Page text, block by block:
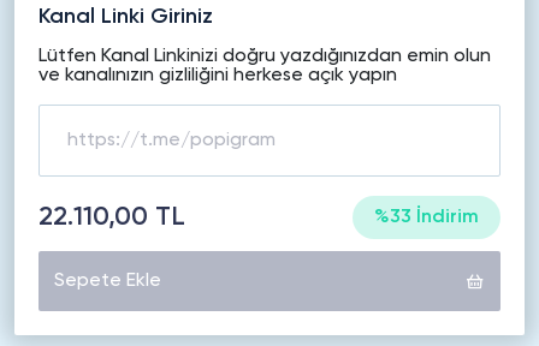
Kanal Linki Giriniz
Lütfen Kanal Linkinizi doğru yazdığınızdan emin olun
ve kanalınızın gizliliğini herkese açık yapın
22.110,00 TL %33 İndirim
Sepete Ekle